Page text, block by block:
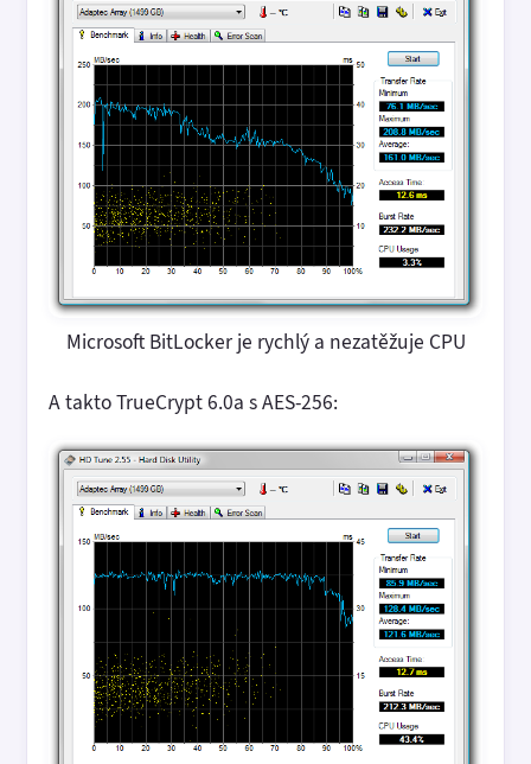
Microsoft BitLocker je rychlý a nezatěžuje CPU
A takto TrueCrypt 6.0a s AES-256: